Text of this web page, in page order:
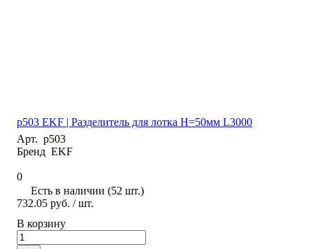
p503 EKF | Разделитель для лотка H=50мм L3000
Арт. p503
Бренд EKF
0
Есть в наличии (52 шт.)
732.05 руб. / шт.
В корзину